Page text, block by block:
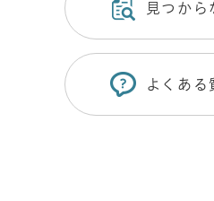
見つから
よくある